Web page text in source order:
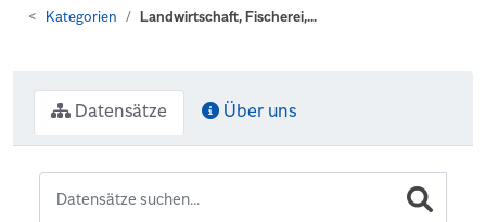
Kategorien Landwirtschaft, Fischerei,...
Datensätze Über uns